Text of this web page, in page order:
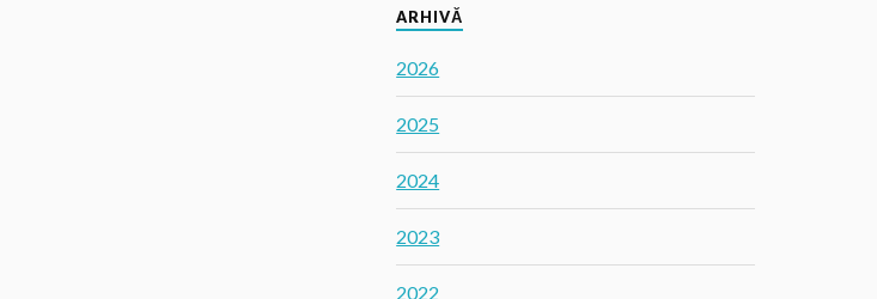
ARHIVĂ
2026
2025
2024
2023
2022